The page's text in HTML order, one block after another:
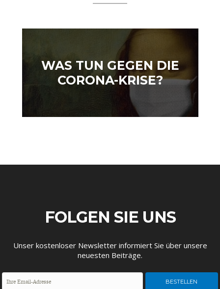
DEUTSCHLAND UND DIE
DIGITALISIERUNG
DAS POST-CORONA-
MAKROTHEK
ÖKONOMENSZENE
WAS TUN GEGEN DIE
CORONA-KRISE?
FOLGEN SIE UNS
Unser kostenloser Newsletter informiert Sie über unsere
neuesten Beiträge.